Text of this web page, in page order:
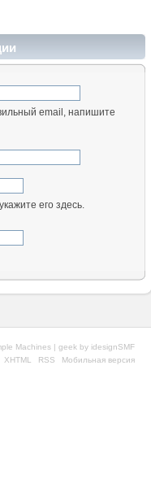
email, напишите
его здесь.
Machines | geek by idesignSMF
XHTML
RSS Мобильная версия